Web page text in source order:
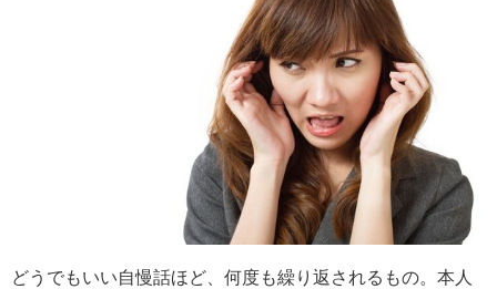
どうでもいい自慢話ほど、何度も繰り返されるもの。本人